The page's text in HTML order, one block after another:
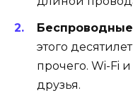
этого
прочего. Wi-Fi
друзья.